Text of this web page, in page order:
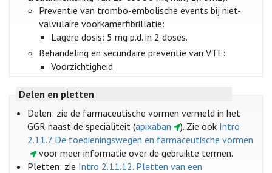
Preventie van trombo-embolische events bij niet-
valvulaire voorkamerfibrillatie:
Lagere dosis: 5 mg p.d. in 2 doses.
Behandeling en secundaire preventie van VTE:
Voorzichtigheid
Delen en pletten
Delen: zie de farmaceutische vormen vermeld in het
GGR naast de specialiteit (apixaban ). Zie ook Intro
2.11.7 De toedieningswegen en farmaceutische vormen
voor meer informatie over de gebruikte termen.
Pletten: zie Intro 2.11.12. Pletten van een